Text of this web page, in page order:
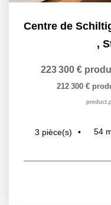
,
223 300 €
212 300 €
3 pièce(s) 54